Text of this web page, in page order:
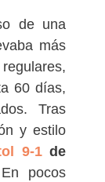
de una
más
60 días,
Tras
y estilo
9-1de
pocos